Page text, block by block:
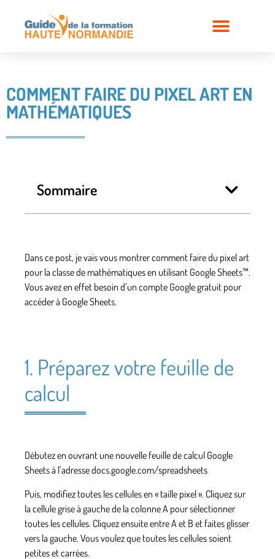
COMMENT FAIRE DU PIXEL ART EN
MATHÉMATIQUES
Sommaire
Dans ce post, je vais vous montrer comment faire du pixel art
pour la classe de mathématiques en utilisant Google Sheets™.
Vous avez en effet besoin d’un compte Google gratuit pour
accéder à Google Sheets.
1. Préparez votre feuille de
calcul
Débutez en ouvrant une nouvelle feuille de calcul Google
Sheets à l’adresse docs.google.com/spreadsheets
Puis, modifiez toutes les cellules en « taille pixel ». Cliquez sur
la cellule grise à gauche de la colonne A pour sélectionner
toutes les cellules. Cliquez ensuite entre A et B et faites glisser
vers la gauche. Vous voulez que toutes les cellules soient
petites et carrées.